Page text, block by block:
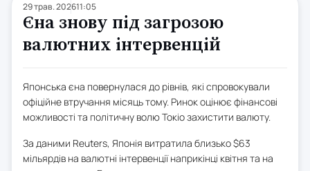
29 трав. 202611:05
Єна знову під загрозою
валютних інтервенцій
Японська єна повернулася до рівнів, які спровокували
офіційне втручання місяць тому. Ринок оцінює фінансові
можливості та політичну волю Токіо захистити валюту.
За даними Reuters, Японія витратила близько $63
мільярдів на валютні інтервенції наприкінці квітня та на